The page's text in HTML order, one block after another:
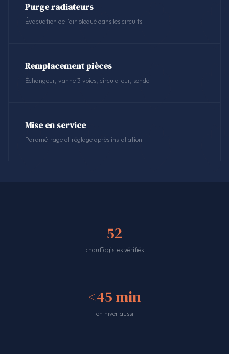
Purge radiateurs
Évacuation de l'air bloqué dans les circuits.
Remplacement pièces
Échangeur, vanne 3 voies, circulateur, sonde.
Mise en service
Paramétrage et réglage après installation.
52
chauffagistes vérifiés
<45 min
en hiver aussi